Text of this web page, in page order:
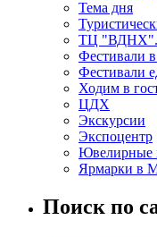
Тема дня
ТЦ "ВДНХ".
Фестивали
Фестивали
Ходим в
ЦДХ
Экскурсии
Экспоцентр
Ювелирные
Ярмарки в
Поиск по